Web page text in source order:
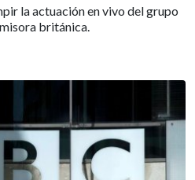
la actuación en vivo del grupo
británica.